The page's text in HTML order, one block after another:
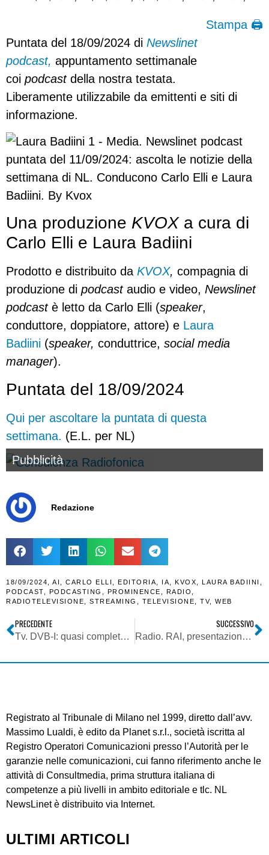
Stampa 🖨
Puntata del 18/09/2024 di Newslinet
podcast, appuntamento settimanale
coi podcastdella nostra testata.
Liberamente utilizzabile da emittenti e siti di
informazione.
Una produzione KVOXa cura di
Carlo Elli e Laura Badiini
Prodotto e distribuito da KVOX, compagnia di
produzione di podcastaudio e video, Newslinet
podcastè letto da Carlo Elli (speaker,
conduttore, doppiatore, attore) e Laura
Badiini (speaker, conduttrice, social media
manager).
Puntata del 18/09/2024
Qui per ascoltare la puntata di questa
settimana. (E.L. per NL)
Pubblicità
Redazione
18/09/2024 AI CARLO ELLI EDITORIA IA KVOX LAURA BADIINI
PODCAST
PODCASTING PROMINENCE RADIO
RADIOTELEVISIONE
STREAMING TELEVISIONE TV, WEB
PRECEDENTE
Tv. DVB-I: quasi completato l’iter per il bollino sui tv. Intanto Agcom prepara il tavolo tecnico per attribuzioni LCN
SUCCESSIVO
Radio. RAI, presentazione palinsesti, Mucciante: engagement con ascoltatori ed eventi live contro lo strapotere dell’intelligenza artificiale
Registrato al Tribunale di Milano nel 1999, diretto dall’avv.
Massimo Lualdi, è edito da Planet s.r.l., società iscritta al
Registro Operatori Comunicazioni presso l’Autorità per le
garanzie nelle comunicazioni, cui fanno riferimento anche le
attività di Consultmedia, prima struttura italiana di
competenze a più livelli in ambito editoriale e tlc. NL
NewsLinet è distribuito via Internet.
ULTIMI ARTICOLI